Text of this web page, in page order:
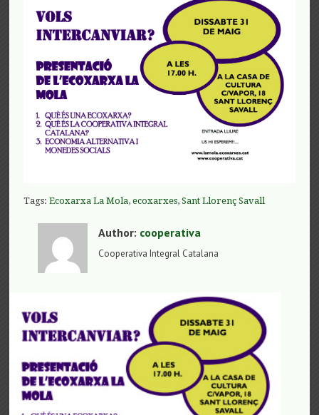
Tags:Ecoxarxa La Mola,ecoxarxes,Sant Llorenç Savall
Author: cooperativa
Cooperativa Integral Catalana